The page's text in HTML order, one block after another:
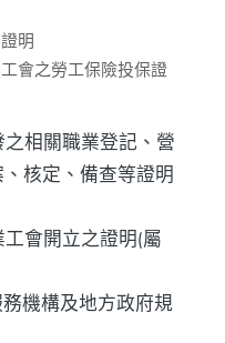
明
會之勞工保險投保證
相關職業登記、營
核定、備查等證明
會開立之證明(屬
機構及地方政府規